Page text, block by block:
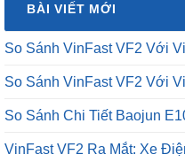
BÀI VIẾT MỚI
So Sánh VinFast VF2 Với
So Sánh VinFast VF2 Với
So Sánh Chi Tiết Baojun
VinFast VF2 Ra Mắt: Xe